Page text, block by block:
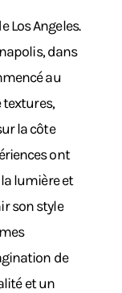
Los Angeles.
dans
au
textures,
la côte
ont
lumière et
son style
de
et un